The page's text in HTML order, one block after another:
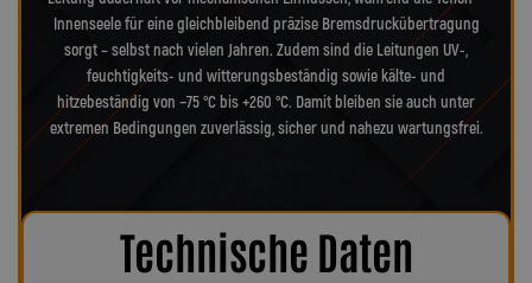
Innenseele für eine gleichbleibend präzise Bremsdruckübertragung
sorgt – selbst nach vielen Jahren. Zudem sind die Leitungen UV-,
feuchtigkeits- und witterungsbeständig sowie kälte- und
hitzebeständig von −75 °C bis +260 °C. Damit bleiben sie auch unter
extremen Bedingungen zuverlässig, sicher und nahezu wartungsfrei.
Technische Daten